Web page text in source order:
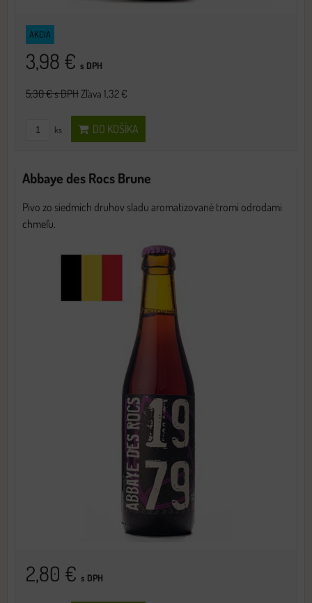
AKCIA
3,98 € s DPH
5,30 €s DPH Zľava 1,32 €
ks DO KOŠÍKA
Abbaye des Rocs Brune
Pivo zo siedmich druhov sladu aromatizované tromi odrodami
chmeľu.
2,80 € s DPH